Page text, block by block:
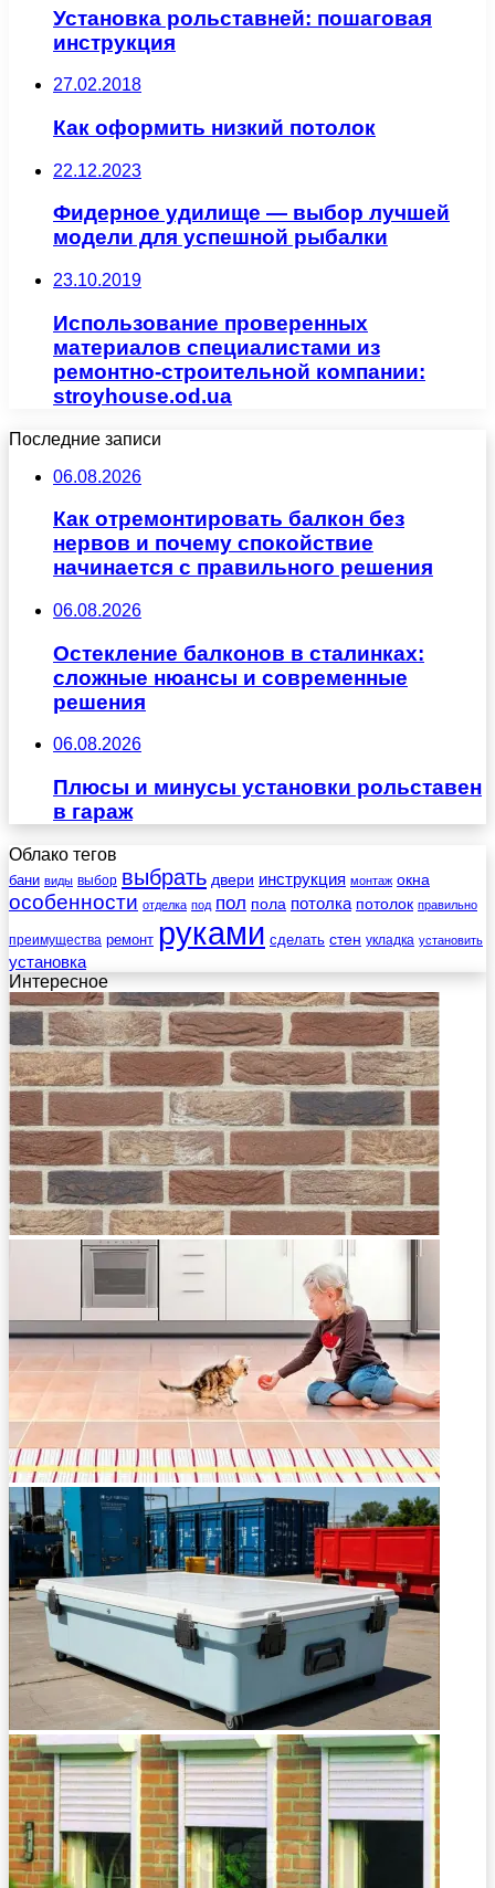
Установка рольставней: пошаговая
инструкция
27.02.2018
Как оформить низкий потолок
22.12.2023
Фидерное удилище — выбор лучшей
модели для успешной рыбалки
23.10.2019
Использование проверенных
материалов специалистами из
ремонтно-строительной компании:
stroyhouse.od.ua
Последние записи
06.08.2026
Как отремонтировать балкон без
нервов и почему спокойствие
начинается с правильного решения
06.08.2026
Остекление балконов в сталинках:
сложные нюансы и современные
решения
06.08.2026
Плюсы и минусы установки рольставен
в гараж
Облако тегов
бани виды выбор выбрать двери инструкция монтаж окна
особенности отделка под пол пола потолка потолок правильно
преимущества ремонт руками сделать стен укладка установить
установка
Интересное